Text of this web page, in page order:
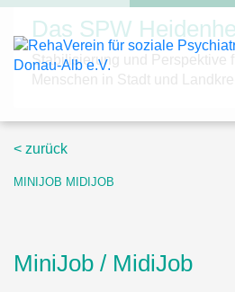
content
Das SPW
Stabilisierung und Perspektive
Menschen in Stadt und
< zurück
MINIJOB MIDIJOB
MiniJob / MidiJob